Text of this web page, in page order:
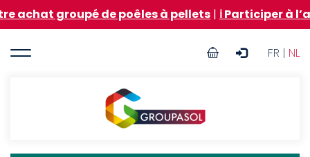
Aller
au
principal
de poêles à pellets|ℹ️ Participer à l’achat
FR | NL
User
Groupasol